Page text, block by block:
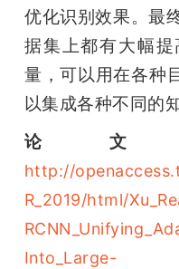
优化识别效果。最
据集上都有大幅
量，可以用在各种
以集成各种不同的
论文
http://
R_2019/html/
Into_Large-